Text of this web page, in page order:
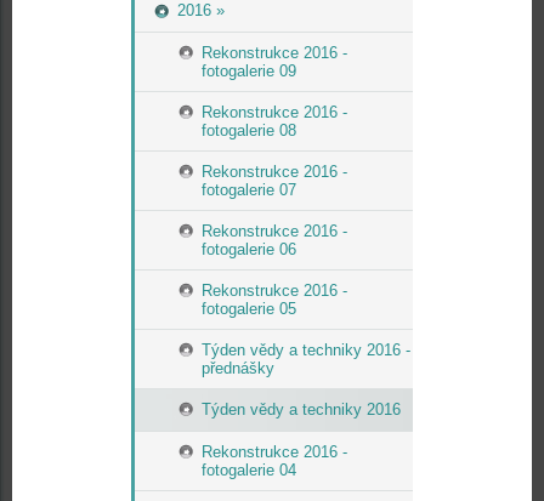
2016 »
Rekonstrukce 2016 -
fotogalerie 09
Rekonstrukce 2016 -
fotogalerie 08
Rekonstrukce 2016 -
fotogalerie 07
Rekonstrukce 2016 -
fotogalerie 06
Rekonstrukce 2016 -
fotogalerie 05
Týden vědy a techniky 2016 -
přednášky
Týden vědy a techniky 2016
Rekonstrukce 2016 -
fotogalerie 04